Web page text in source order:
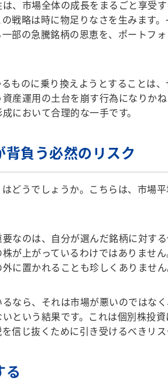
、市場全体の成長をまるごと享受
戦略は時に物足りなさを生みます
部の急騰銘柄の恩恵を、ポートフ
ものに乗り換えようとすることは
産運用の土台を崩す行為になりか
において合理的な一手です。
背負う必然のリスク
どうでしょうか。こちらは、市場
なのは、自分が選んだ銘柄に対す
が上がっているわけではありませ
に置かれることも珍しくありません
なら、それは市場が悪いのではな
という結果です。これは個別株投
信じ抜くために引き受けるべきリス
る